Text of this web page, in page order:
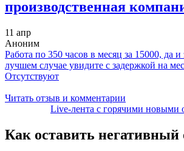
производственная
11 апр
Аноним
Работа по 350 часов в месяц за 15000, да
лучшем случае увидите с задержкой на
Отсутствуют
Читать отзыв и комментарии
Live-лента с горячими новыми
Как оставить негативный